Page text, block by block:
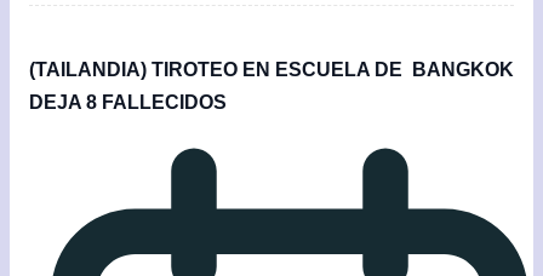
(TAILANDIA) TIROTEO EN ESCUELA DE BANGKOK
DEJA 8 FALLECIDOS